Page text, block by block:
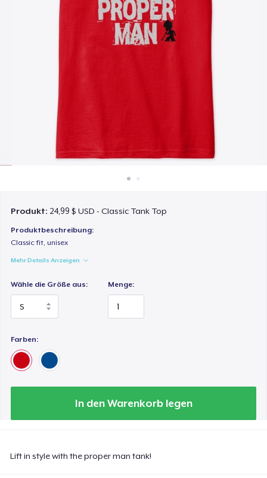
Überall verkaufen
Produkt: 24,99 $ USD - Classic Tank Top
Produktbeschreibung:
Classic fit, unisex
Mehr Details Anzeigen
Wähle die Größe aus: Menge:
Farben:
In den Warenkorb legen
Lift in style with the proper man tank!